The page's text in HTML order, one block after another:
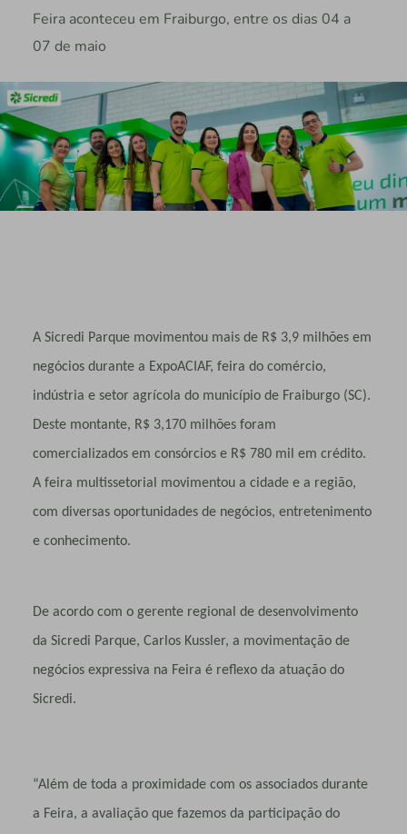
Feira aconteceu em Fraiburgo, entre os dias 04 a
07 de maio
A Sicredi Parque movimentou mais de R$ 3,9 milhões em
negócios durante a ExpoACIAF, feira do comércio,
indústria e setor agrícola do município de Fraiburgo (SC).
Deste montante, R$ 3,170 milhões foram
comercializados em consórcios e R$ 780 mil em crédito.
A feira multissetorial movimentou a cidade e a região,
com diversas oportunidades de negócios, entretenimento
e conhecimento.
De acordo com o gerente regional de desenvolvimento
da Sicredi Parque, Carlos Kussler, a movimentação de
negócios expressiva na Feira é reflexo da atuação do
Sicredi.
“Além de toda a proximidade com os associados durante
a Feira, a avaliação que fazemos da participação do